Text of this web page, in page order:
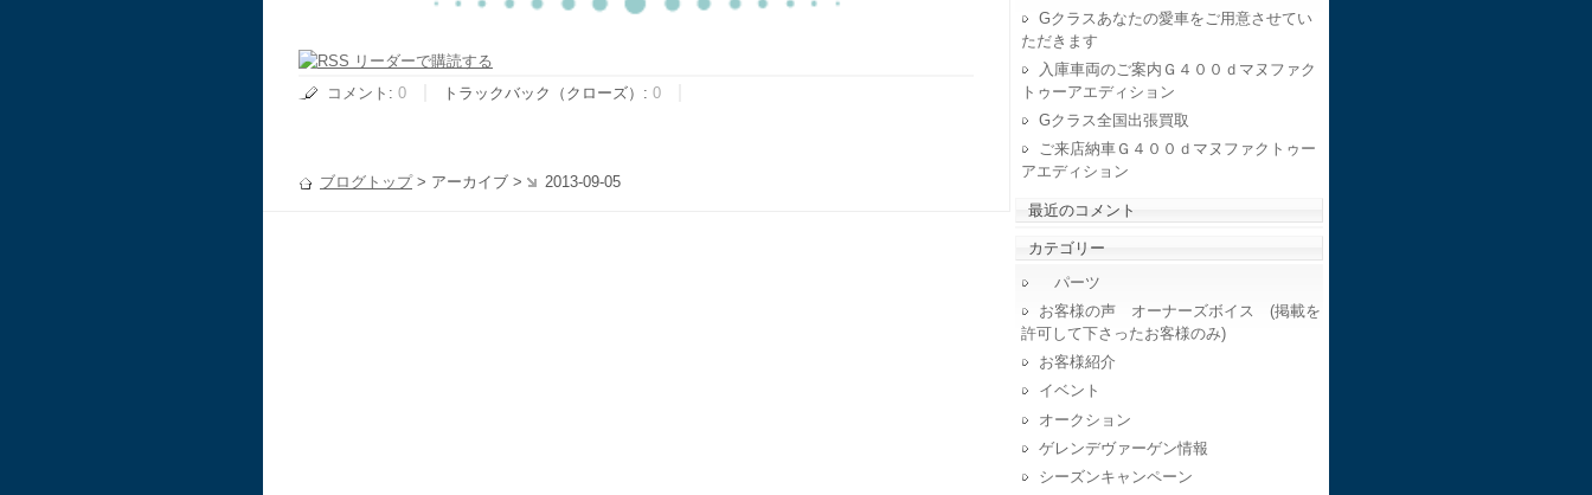
コメント : 0 トラックバック（クローズ）: 0
ブログトップ> アーカイブ > 2013-09-05
Gクラスあなたの愛車をご用意させてい
ただきます
入庫車両のご案内Ｇ４００ｄマヌファク
トゥーアエディション
Gクラス全国出張買取
ご来店納車Ｇ４００ｄマヌファクトゥー
アエディション
最近のコメント
カテゴリー
パーツ
お客様の声 オーナーズボイス (掲載を
許可して下さったお客様のみ)
お客様紹介
イベント
オークション
ゲレンデヴァーゲン情報
シーズンキャンペーン